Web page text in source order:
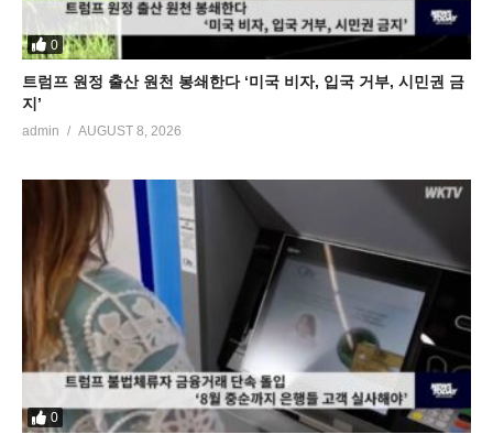
0
트럼프 원정 출산 원천 봉쇄한다 ‘미국 비자, 입국 거부, 시민권 금
지’
admin AUGUST 8, 2026
0